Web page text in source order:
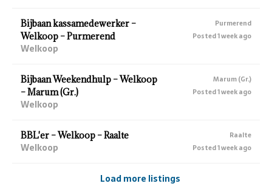
Bijbaan kassamedewerker –
Welkoop – Purmerend
Welkoop
Purmerend
Posted 1 week ago
Bijbaan Weekendhulp – Welkoop
– Marum (Gr.)
Welkoop
Marum (Gr.)
Posted 1 week ago
BBL'er – Welkoop – Raalte
Welkoop
Raalte
Posted 1 week ago
Load more listings